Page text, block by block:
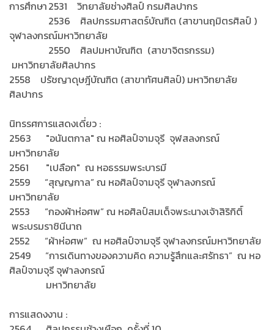
การศึกษา2531 วิทยาลัยช่างศิลป์ กรมศิลปากร
2536 ศิลปกรรมศาสตร์บัณฑิต (สาขานฤมิตรศิลป์ )
จุฬาลงกรณ์มหาวิทยาลัย
2550 ศิลปมหาบัณฑิต (สาขาจิตรกรรม)
มหาวิทยาลัยศิลปากร
2558 ปรัชญาดุษฎีบัณฑิต (สาขาทัศนศิลป์) มหาวิทยาลัย
ศิลปากร
นิทรรศการแสดงเดี่ยว :
2563 "อนันตกาล" ณ หอศิลป์จามจุรี จุฬสลงกรณ์
มหาวิทยาลัย
2561 "เปลือก" ณ หอธรรมพระบารมี
2559 “สุญญกาล” ณ หอศิลป์จามจุรี จุฬาลงกรณ์
มหาวิทยาลัย
2553 “กองผ้าห่อศพ” ณ หอศิลป์สมเด็จพระนางเจ้าสิริกิติ์
พระบรมราชินีนาถ
2552 “ผ้าห่อศพ” ณ หอศิลป์จามจุรี จุฬาลงกรณ์มหาวิทยาลัย
2549 “การเดินทางของความคิด ความรู้สึกและศรัทธา” ณ หอ
ศิลป์จามจุรี จุฬาลงกรณ์
มหาวิทยาลัย
การแสดงงาน :